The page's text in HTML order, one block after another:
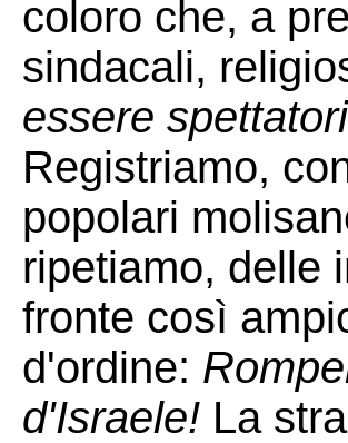
coloro che, a
sindacali,
essere
Registriamo,
popolari
ripetiamo, delle
fronte così
d'ordine:
d'Israele!La